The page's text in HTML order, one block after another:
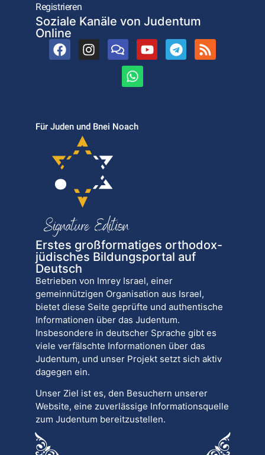
Registrieren
Soziale Kanäle von Judentum
Online
Für Juden und Bnei Noach
Erstes großformatiges orthodox-
jüdisches Bildungsportal auf
Deutsch
Betrieben von Imrey Israel, einer
gemeinnützigen Organisation aus Israel,
bietet diese Seite geprüfte und authentische
Informationen über das Judentum.
Insbesondere in deutscher Sprache gibt es
viele verfälschte Informationen über das
Judentum, und unser Projekt setzt sich aktiv
dagegen ein.
Unser Ziel ist es, den Besuchern unserer
Website, eine zuverlässige Informationsquelle
zum Judentum bereitzustellen.